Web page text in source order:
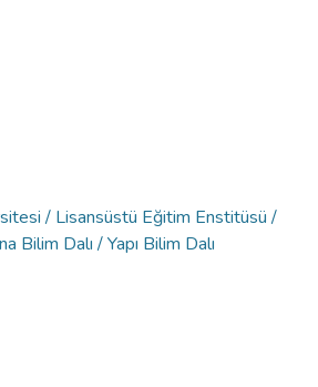
/ Lisansüstü Eğitim Enstitüsü /
Bilim Dalı / Yapı Bilim Dalı